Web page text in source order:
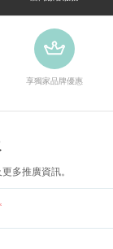
享獨家品牌優惠
多推廣資訊。